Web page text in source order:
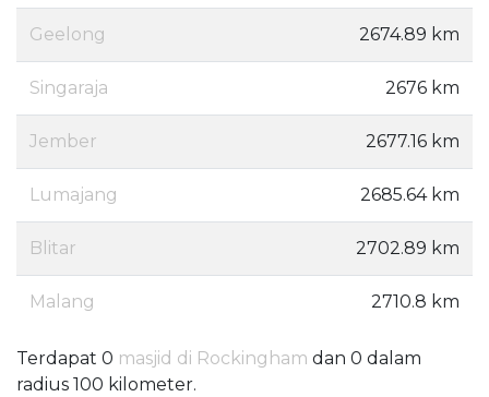
Geelong 2674.89 km
Singaraja 2676 km
Jember 2677.16 km
Lumajang 2685.64 km
Blitar 2702.89 km
Malang 2710.8 km
Terdapat 0 masjid di Rockingham dan 0 dalam
radius 100 kilometer.